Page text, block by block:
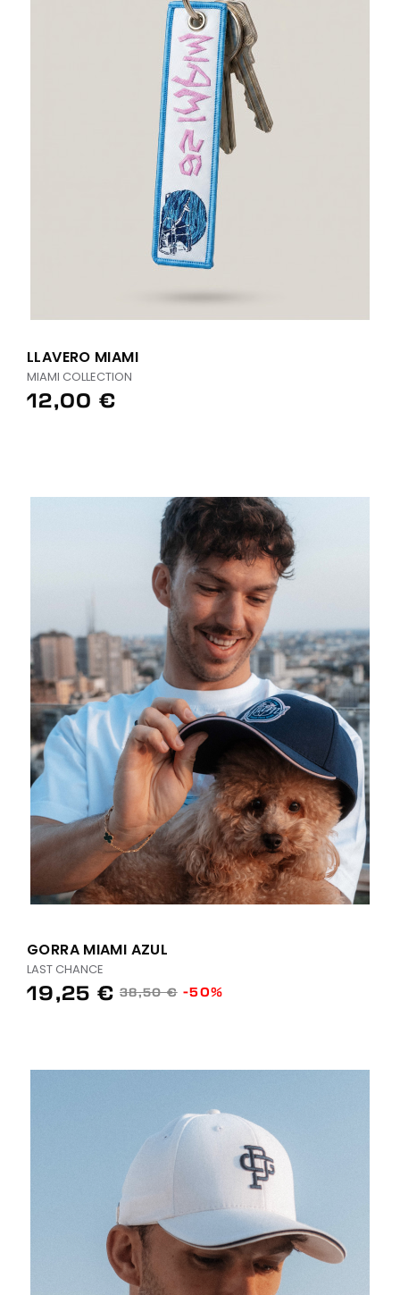
LLAVERO MIAMI
MIAMI COLLECTION
12,00 €
GORRA MIAMI AZUL
LAST CHANCE
19,25 € 38,50 € -50%